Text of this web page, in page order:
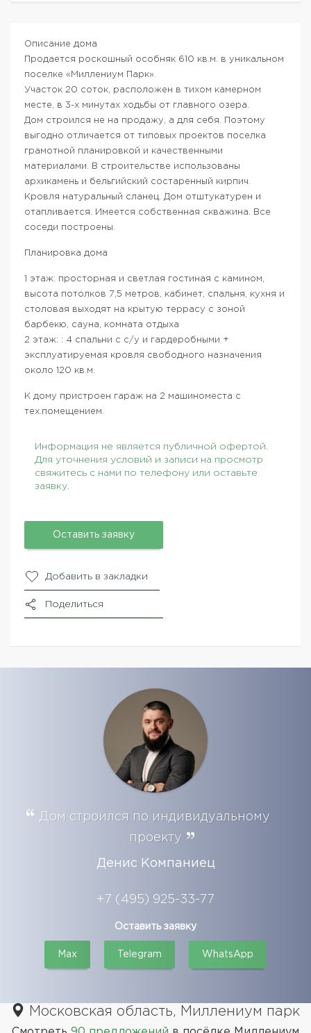
Описание дома
Продается роскошный особняк 610 кв.м. в уникальном
поселке «Миллениум Парк».
Участок 20 соток, расположен в тихом камерном
месте, в 3-х минутах ходьбы от главного озера.
Дом строился не на продажу, а для себя. Поэтому
выгодно отличается от типовых проектов поселка
грамотной планировкой и качественными
материалами. В строительстве использованы
архикамень и бельгийский состаренный кирпич.
Кровля натуральный сланец. Дом отштукатурен и
отапливается. Имеется собственная скважина. Все
соседи построены.
Планировка дома
1 этаж: просторная и светлая гостиная с камином,
высота потолков 7,5 метров, кабинет, спальня, кухня и
столовая выходят на крытую террасу с зоной
барбекю, сауна, комната отдыха
2 этаж: : 4 спальни с с/у и гардеробными +
эксплуатируемая кровля свободного назначения
около 120 кв.м.
К дому пристроен гараж на 2 машиноместа с
тех.помещением.
Информация не является публичной офертой.
Для уточнения условий и записи на просмотр
свяжитесь с нами по телефону или оставьте
заявку.
Оставить заявку
Добавить в закладки
Поделиться
Дом строился по индивидуальному
проекту
Денис Компаниец
+7 (495) 925-33-77
Оставить заявку
Max Telegram WhatsApp
Московская область, Миллениум парк